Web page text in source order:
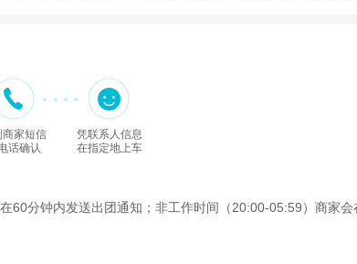
商家短信
话确认
凭联系人信息
在指定地上车
分钟内发送出团通知；非工作时间（20:00-05:59）商家会